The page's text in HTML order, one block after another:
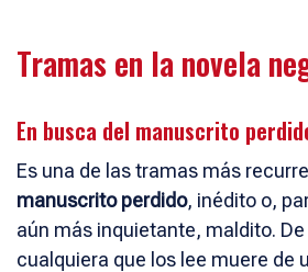
Tramas en la novela
En busca del manuscrito
Es una de las tramas más
manuscrito perdido, inédito o,
aún más inquietante, maldito.
cualquiera que los lee muere de